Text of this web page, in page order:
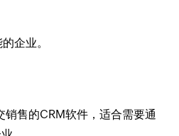
企业。
售的CRM软件，适合需要通